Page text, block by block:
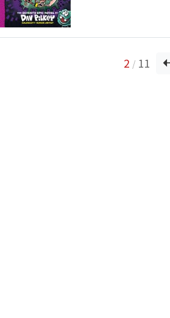
2 / 11